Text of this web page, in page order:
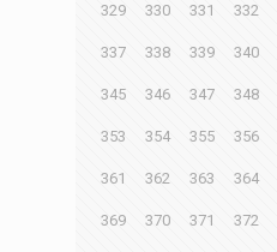
329 330 331 332
337 338 339 340
345 346 347 348
353 354 355 356
361 362 363 364
369 370 371 372